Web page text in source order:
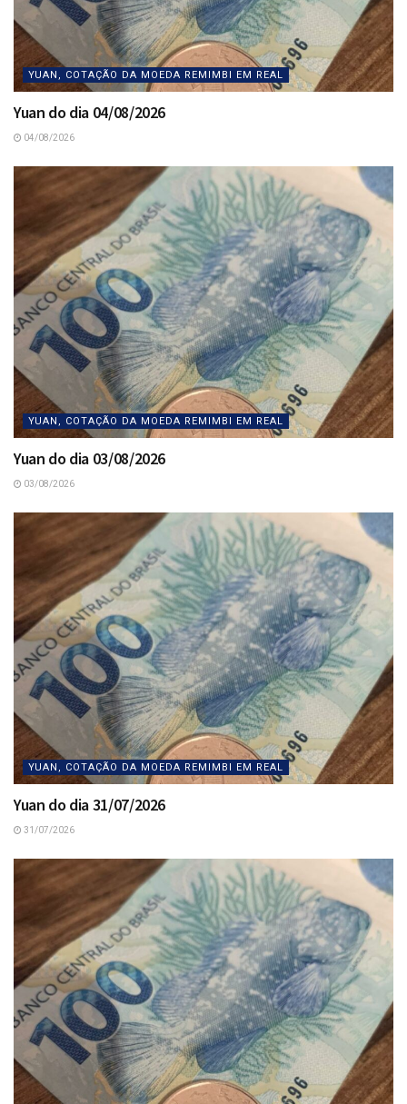
YUAN, COTAÇÃO DA MOEDA REMIMBI EM REAL
Yuan do dia 04/08/2026
04/08/2026
YUAN, COTAÇÃO DA MOEDA REMIMBI EM REAL
Yuan do dia 03/08/2026
03/08/2026
YUAN, COTAÇÃO DA MOEDA REMIMBI EM REAL
Yuan do dia 31/07/2026
31/07/2026